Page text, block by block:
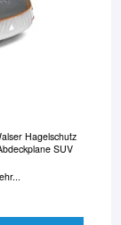
Hagelschutz
SUV